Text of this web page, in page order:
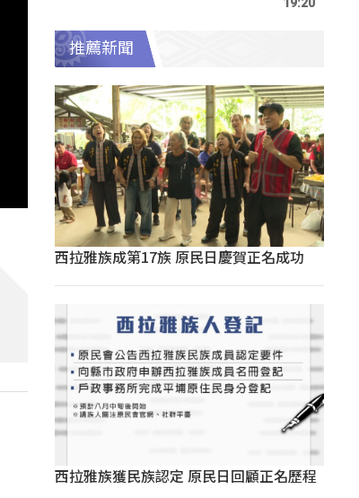
推薦新聞
西拉雅族成第17族 原民日慶賀正名成功
西拉雅族獲民族認定 原民日回顧正名歷程